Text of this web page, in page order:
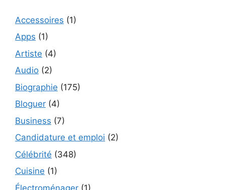
Accessoires (1)
Apps (1)
Artiste (4)
Audio (2)
Biographie (175)
Bloguer (4)
Business (7)
Candidature et emploi (2)
Célébrité (348)
Cuisine (1)
Électroménager (1)